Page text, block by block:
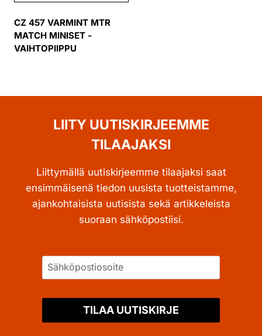
CZ 457 VARMINT MTR
MATCH MINISET -
VAIHTOPIIPPU
LIITY UUTISKIRJEEMME
TILAAJAKSI
Liittymällä uutiskirjeemme tilaajaksi saat
ensimmäisenä tiedon uusista tuotteistamme,
ajankohtaisista uutisista sekä artikkeleista
suoraan sähköpostiisi.
TILAA UUTISKIRJE